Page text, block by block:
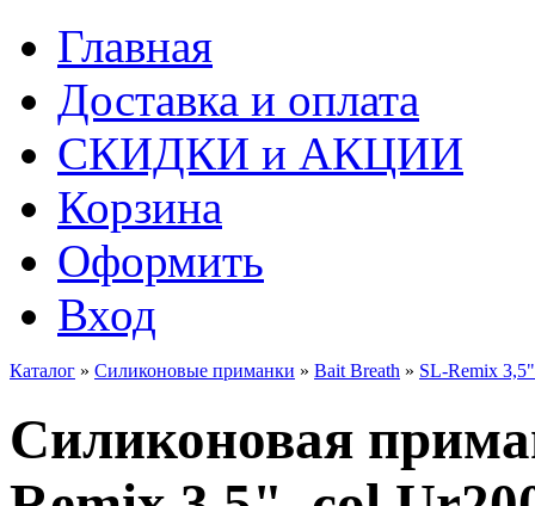
Главная
Доставка и оплата
СКИДКИ и АКЦИИ
Корзина
Оформить
Вход
Каталог » Силиконовые приманки » Bait Breath » SL-Remix 3,5"
Силиконовая